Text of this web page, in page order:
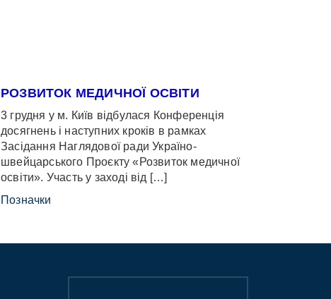
РОЗВИТОК МЕДИЧНОЇ ОСВІТИ
3 грудня у м. Київ відбулася Конференція
досягнень і наступних кроків в рамках
Засідання Наглядової ради Україно-
швейцарського Проєкту «Розвиток медичної
освіти». Участь у заході від […]
Позначки